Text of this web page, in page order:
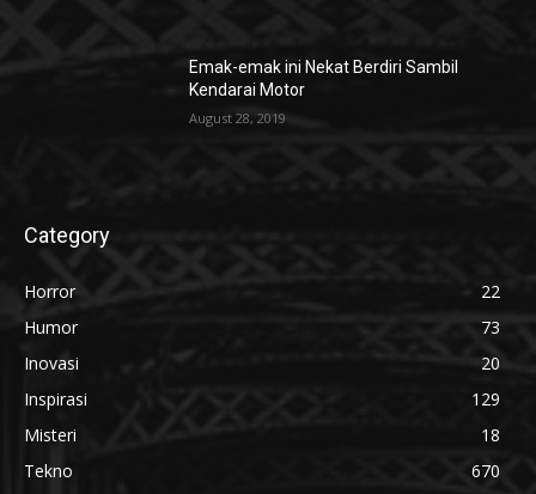
Emak-emak ini Nekat Berdiri Sambil
Kendarai Motor
August 28, 2019
Category
Horror
22
Humor
73
Inovasi
20
Inspirasi
129
Misteri
18
Tekno
670